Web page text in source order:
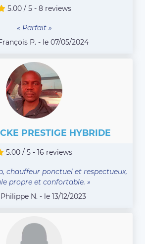
5.00 / 5 - 8 reviews
« Parfait »
P. - le 07/05/2024
PRESTIGE HYBRIDE
5.00 / 5 - 16 reviews
chauffeur ponctuel et respectueux,
propre et confortable. »
N. - le 13/12/2023